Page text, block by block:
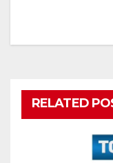
RELATED